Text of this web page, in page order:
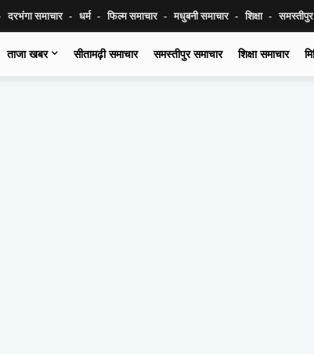
दरभंगा समाचार धर्म फिल्म समाचार मधुबनी समाचार शिक्षा
ताजा खबर सीतामढ़ी समाचार समस्तीपुर समाचार शिक्षा समाचार